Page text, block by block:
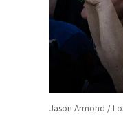
Jason Armond /